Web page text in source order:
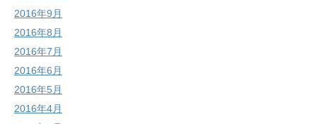
2016年9月
2016年8月
2016年7月
2016年6月
2016年5月
2016年4月